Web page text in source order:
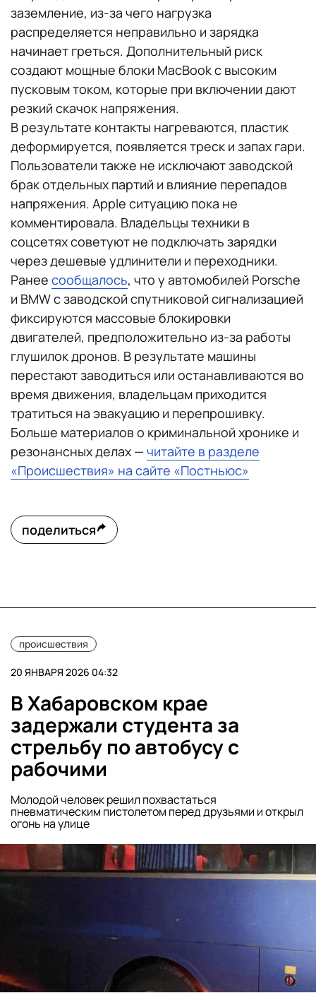
заземление, из-за чего нагрузка
распределяется неправильно и зарядка
начинает греться. Дополнительный риск
создают мощные блоки MacBook с высоким
пусковым током, которые при включении дают
резкий скачок напряжения.
В результате контакты нагреваются, пластик
деформируется, появляется треск и запах гари.
Пользователи также не исключают заводской
брак отдельных партий и влияние перепадов
напряжения. Apple ситуацию пока не
комментировала. Владельцы техники в
соцсетях советуют не подключать зарядки
через дешевые удлинители и переходники.
Ранее сообщалось, что у автомобилей Porsche
и BMW с заводской спутниковой сигнализацией
фиксируются массовые блокировки
двигателей, предположительно из-за работы
глушилок дронов. В результате машины
перестают заводиться или останавливаются во
время движения, владельцам приходится
тратиться на эвакуацию и перепрошивку.
Больше материалов о криминальной хронике и
резонансных делах — читайте в разделе
«Происшествия» на сайте «Постньюс»
поделиться
происшествия
20 ЯНВАРЯ 2026 04:32
В Хабаровском крае
задержали студента за
стрельбу по автобусу с
рабочими
Молодой человек решил похвастаться
пневматическим пистолетом перед друзьями и открыл
огонь на улице